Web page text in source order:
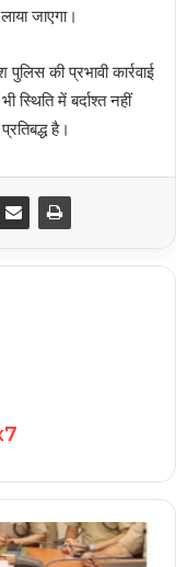
जाएगा।
की प्रभावी कार्रवाई
स्थिति में बर्दाश्त नहीं
है।